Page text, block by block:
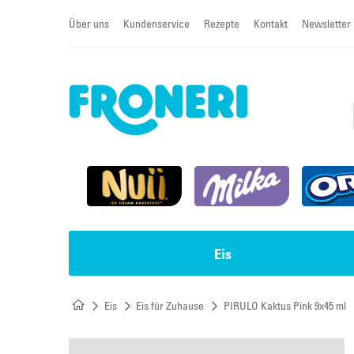
Über uns Kundenservice Rezepte Kontakt Newsletter
Eis
Eis Eis für Zuhause PIRULO Kaktus Pink 9x45 ml